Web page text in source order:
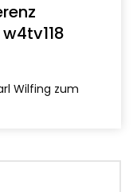
Wilfing zum